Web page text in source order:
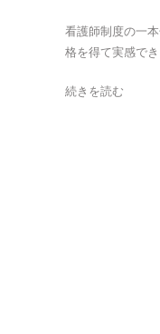
看護師制度の一
格を得て実感で
続きを読む